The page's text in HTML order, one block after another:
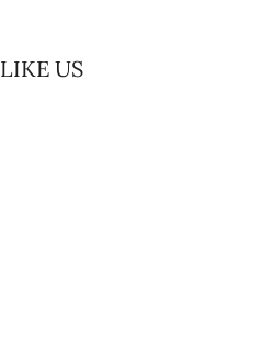
LIKE US